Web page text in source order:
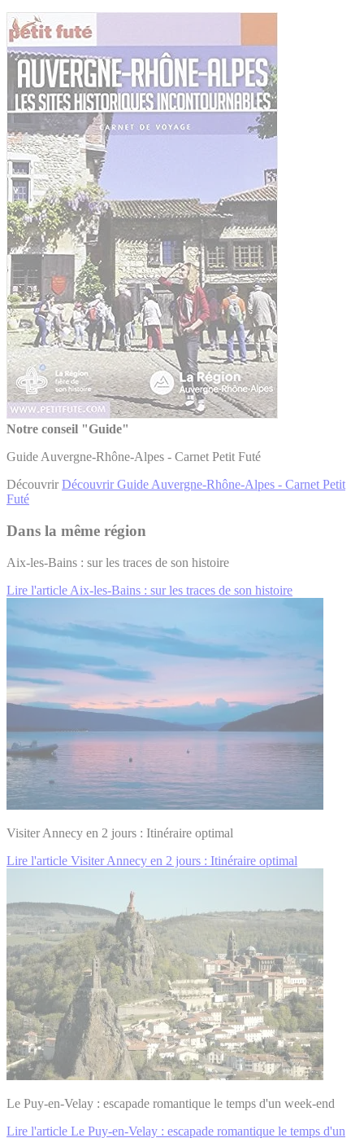
Notre conseil "Guide"
Guide Auvergne-Rhône-Alpes - Carnet Petit Futé
Découvrir Découvrir Guide Auvergne-Rhône-Alpes - Carnet Petit
Futé
Dans la même région
Aix-les-Bains : sur les traces de son histoire
Lire l'article Aix-les-Bains : sur les traces de son histoire
Visiter Annecy en 2 jours : Itinéraire optimal
Lire l'article Visiter Annecy en 2 jours : Itinéraire optimal
Le Puy-en-Velay : escapade romantique le temps d'un week-end
Lire l'article Le Puy-en-Velay : escapade romantique le temps d'un